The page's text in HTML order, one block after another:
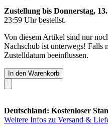
Zustellung bis Donnerstag,
23:59 Uhrbestellst.
Von diesem Artikel sind nur
Nachschub ist unterwegs! Falls
Zustelldatum beeinflussen.
In den Warenkorb
Deutschland: Kostenloser
Weitere Infos zu Versand &